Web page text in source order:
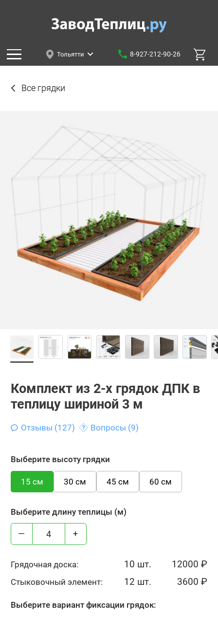
Тольятти 8-927-212-90-26
Все грядки
Комплект из 2-х грядок ДПК в
теплицу шириной 3 м
Отзывы (127) Вопросы (9)
Выберите высоту грядки
15 см 30 см 45 см 60 см
Выберите длину теплицы (м)
— +
Грядочная доска:
Стыковочный элемент:
10 шт.
12 шт.
12000₽
3600₽
Выберите вариант фиксации грядок: